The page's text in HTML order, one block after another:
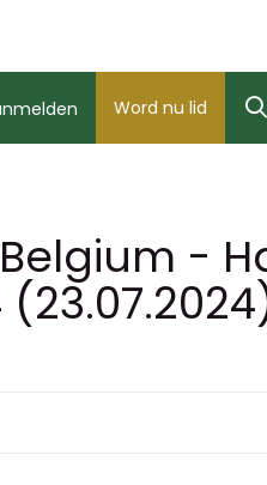
Word nu lid
-